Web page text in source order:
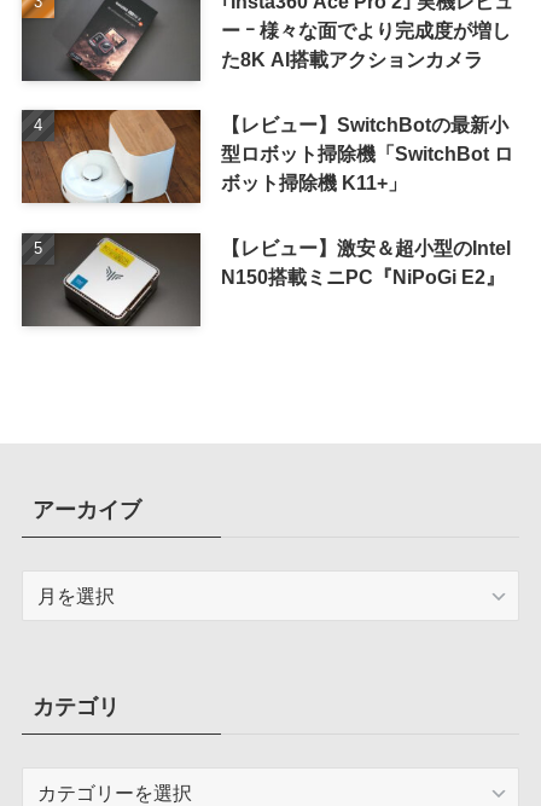
ー ｰ 様々な面でより完成度が増し
た8K AI搭載アクションカメラ
【レビュー】SwitchBotの最新小
型ロボット掃除機「SwitchBot ロ
ボット掃除機 K11+」
【レビュー】激安＆超小型のIntel
N150搭載ミニPC『NiPoGi E2』
アーカイブ
ブカテゴリ